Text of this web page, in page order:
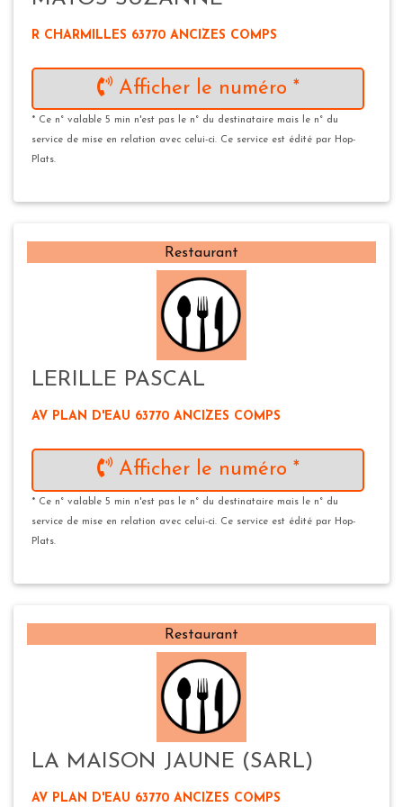
R CHARMILLES 63770 ANCIZES COMPS
Afficher le numéro *
* Ce n° valable 5 min n'est pas le n° du destinataire mais le n° du
service de mise en relation avec celui-ci. Ce service est édité par Hop-
Plats.
Restaurant
LERILLE PASCAL
AV PLAN D'EAU 63770 ANCIZES COMPS
Afficher le numéro *
* Ce n° valable 5 min n'est pas le n° du destinataire mais le n° du
service de mise en relation avec celui-ci. Ce service est édité par Hop-
Plats.
Restaurant
LA MAISON JAUNE (SARL)
AV PLAN D'EAU 63770 ANCIZES COMPS